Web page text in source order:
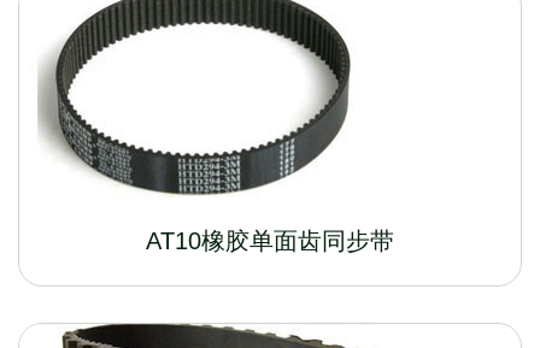
AT10橡胶单面齿同步带